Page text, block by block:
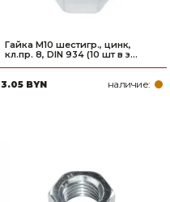
Гайка М10 шестигр., цинк,
кл.пр. 8, DIN 934 (10 шт в з...
3.05 BYN наличие: